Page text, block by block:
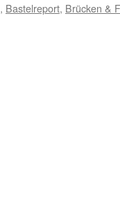
, Bastelreport, Brücken &